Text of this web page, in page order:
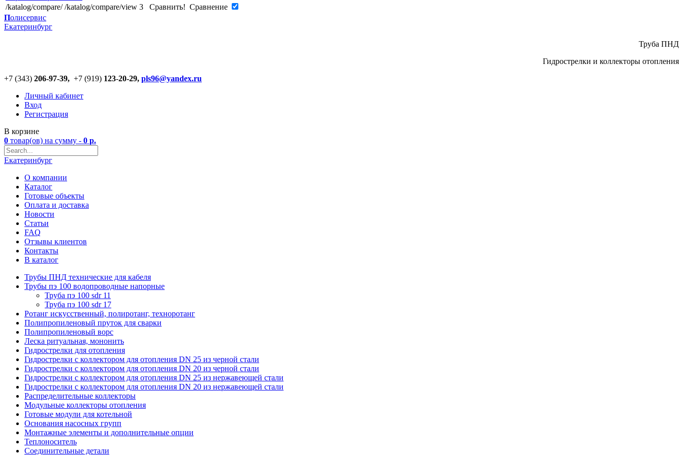
/katalog/compare/ /katalog/compare/view 3 Сравнить! Cравнение
Полисервис
Екатеринбург
Труба ПНД
Гидрострелки и коллекторы отопления
+7 (343) 206-97-39, +7 (919) 123-20-29, pls96@yandex.ru
Личный кабинет
Вход
Регистрация
В корзине
0 товар(ов) на сумму - 0 р.
Екатеринбург
О компании
Каталог
Готовые объекты
Оплата и доставка
Новости
Статьи
FAQ
Отзывы клиентов
Контакты
В каталог
Трубы ПНД технические для кабеля
Трубы пэ 100 водопроводные напорные
Труба пэ 100 sdr 11
Труба пэ 100 sdr 17
Ротанг искусственный, полиротанг, техноротанг
Полипропиленовый пруток для сварки
Полипропиленовый ворс
Леска ритуальная, мононить
Гидрострелки для отопления
Гидрострелки с коллектором для отопления DN 25 из черной стали
Гидрострелки с коллектором для отопления DN 20 из черной стали
Гидрострелки с коллектором для отопления DN 25 из нержавеющей стали
Гидрострелки с коллектором для отопления DN 20 из нержавеющей стали
Распределительные коллекторы
Модульные коллекторы отопления
Готовые модули для котельной
Основания насосных групп
Монтажные элементы и дополнительные опции
Теплоноситель
Соединительные детали